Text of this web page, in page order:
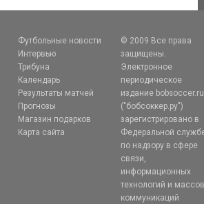
Футбольные новости
Интервью
Трибуна
Календарь
Результаты матчей
Прогнозы
Магазин подарков
Карта сайта
© 2009 Все права
защищены.
Электронное
периодическое
издание bobsoccer.ru
("бобсоккер.ру")
зарегистрировано в
Федеральной
по надзору в сфере
связи,
информационных
технологий и
коммуникаций